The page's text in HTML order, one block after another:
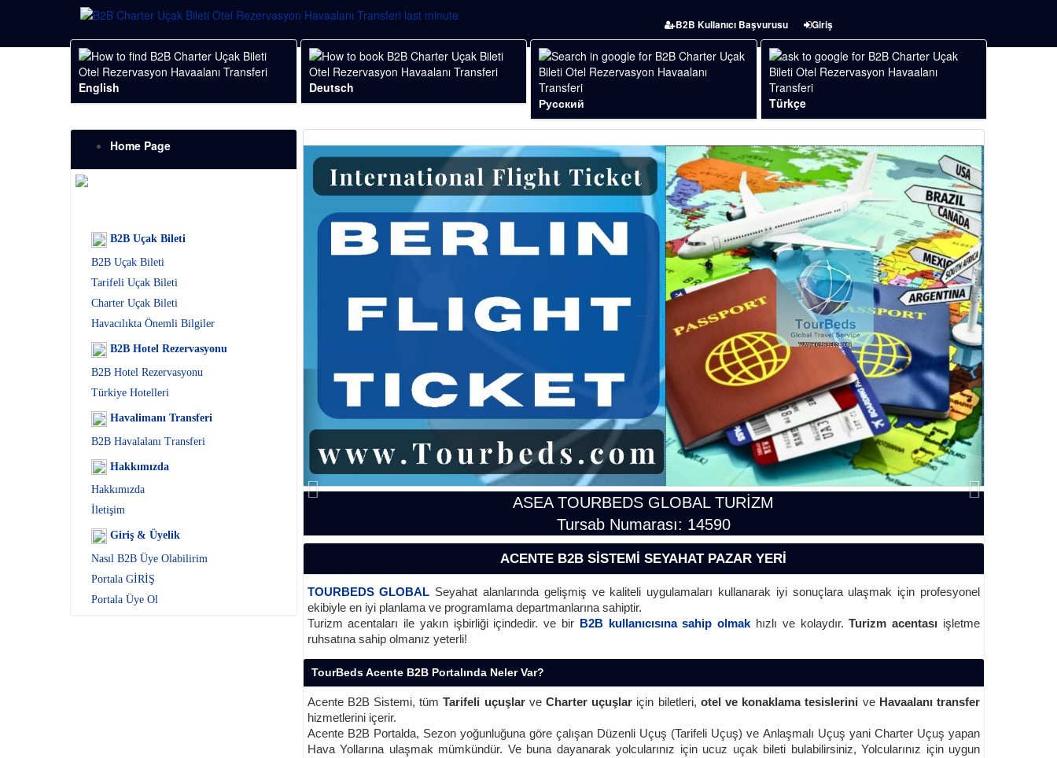
B2B Kullanıcı Başvurusu Giriş
.
English
Deutsch
Русский
Türkçe
Home Page
B2B Uçak Bileti
B2B Uçak Bileti
Tarifeli Uçak Bileti
Charter Uçak Bileti
Havacılıkta Önemli Bilgiler
B2B Hotel Rezervasyonu
B2B Hotel Rezervasyonu
Türkiye Hotelleri
Havalimanı Transferi
B2B Havalalanı Transferi
Hakkımızda
Hakkımızda
İletişim
Giriş & Üyelik
Nasıl B2B Üye Olabilirim
Portala GİRİŞ
Portala Üye Ol
ASEA TOURBEDS GLOBAL TURİZM
Tursab Numarası: 14590
ACENTE B2B SİSTEMİ SEYAHAT PAZAR YERİ
TOURBEDS GLOBAL Seyahat alanlarında gelişmiş ve kaliteli uygulamaları kullanarak iyi sonuçlara ulaşmak için profesyonel
ekibiyle en iyi planlama ve programlama departmanlarına sahiptir.
Turizm acentaları ile yakın işbirliği içindedir. ve bir
B2B kullanıcısına sahip olmak hızlı ve kolaydır.Turizm acentası işletme
ruhsatına sahip olmanız yeterli!
TourBeds Acente B2B Portalında Neler Var?
Acente B2B Sistemi, tümTarifeli uçuşlarve Charter uçuşlar için biletleri, otel ve konaklama tesislerini ve Havaalanı transfer
hizmetlerini içerir.
Acente B2B Portalda, Sezon yoğunluğuna göre çalışan Düzenli Uçuş (Tarifeli Uçuş) ve Anlaşmalı Uçuş yani Charter Uçuş yapan
Hava Yollarına ulaşmak mümkündür. Ve buna dayanarak yolcularınız için ucuz uçak bileti bulabilirsiniz, Yolcularınız için uygun